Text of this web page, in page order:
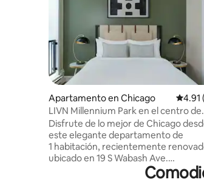
Apartamento en Chicago
4.91
LIVN Millennium Park en el centro de
Chicago, 1 habitación
Disfrute de lo mejor de Chicago
este elegante departamento de
1 habitación, recientemente
ubicado en 19 S Wabash Ave.
Perfectamente ubicado en el
del centro de la ciudad, estará a